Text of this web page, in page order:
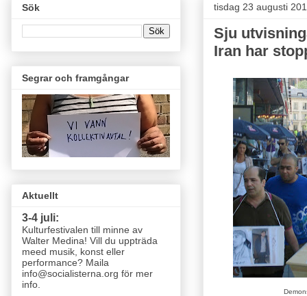
tisdag 23 augusti
Sju
Iran har
Sök
Segrar och framgångar
Aktuellt
3-4 juli:
Kulturfestivalen till minne av
Walter Medina! Vill du uppträda
meed musik, konst eller
performance? Maila
info@socialisterna.org för mer
info.